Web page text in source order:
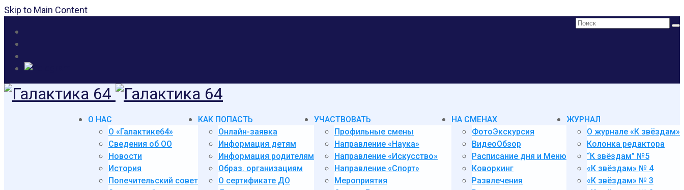
Skip to Main Content
Поиск:
О НАС
О «Галактике64»
Сведения об ОО
Новости
История
Попечительский совет
КАК ПОПАСТЬ
Онлайн-заявка
Информация детям
Информация родителям
Образ. организациям
О сертификате ДО
УЧАСТВОВАТЬ
Профильные смены
Направление «Наука»
Направление «Искусство»
Направление «Спорт»
Мероприятия
НА СМЕНАХ
ФотоЭкскурсия
ВидеоОбзор
Расписание дня и Меню
Коворкинг
Развлечения
ЖУРНАЛ
О журнале «К звёздам»
Колонка редактора
“К звёздам” №5
«К звёздам» № 4
«К звёздам» № 3